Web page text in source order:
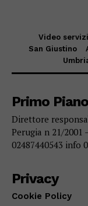
Video servizi
San Giustino
Primo
Direttore
Perugia n 21/2001
02487440543 info
Privacy
Cookie Policy